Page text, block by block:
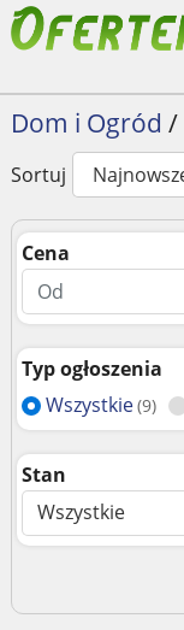
Dom i Ogród /
Sortuj
Cena
Typ ogłoszenia
Wszystkie(9)
Stan
Wszystkie